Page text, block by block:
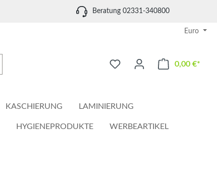
Beratung 02331-340800
Euro
0,00 €*
KASCHIERUNG LAMINIERUNG
HYGIENEPRODUKTE WERBEARTIKEL